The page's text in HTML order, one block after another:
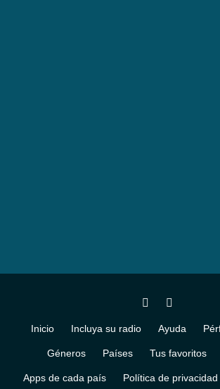
Inicio Incluya su radio Ayuda
Géneros Países Tus favoritos
Apps de cada país Política de privacidad